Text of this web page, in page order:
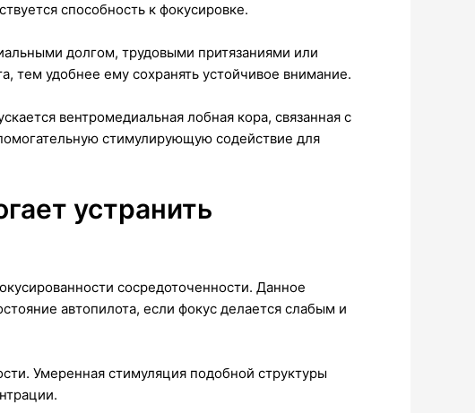
способность к фокусировке.
долгом, трудовыми притязаниями или
тем удобнее ему сохранять устойчивое внимание.
вентромедиальная лобная кора, связанная с
стимулирующую содействие для
устранить
сосредоточенности. Данное
автопилота, если фокус делается слабым и
Умеренная стимуляция подобной структуры